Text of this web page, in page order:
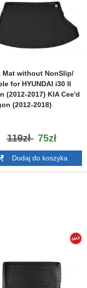
Mat without NonSlip/
for HYUNDAI i30 II
(2012-2017) KIA Cee'd
(2012-2018)
119zł 75zł
Dodaj do koszyka